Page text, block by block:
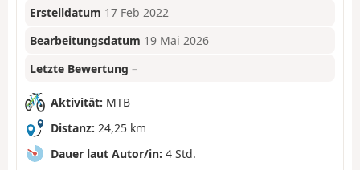
Erstelldatum 17 Feb 2022
Bearbeitungsdatum 19 Mai 2026
Letzte Bewertung –
Aktivität: MTB
Distanz: 24,25 km
Dauer laut Autor/in: 4 Std.